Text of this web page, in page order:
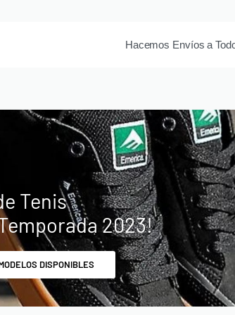
Hacemos Envíos a
Tenis
2023!
DISPONIBLES